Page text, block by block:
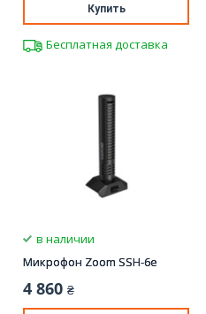
Купить
Бесплатная доставка
в наличии
Микрофон Zoom SSH-6e
4 860 ₴